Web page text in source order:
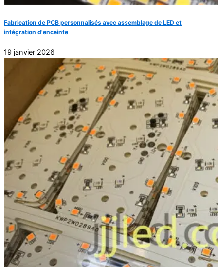
Fabrication de PCB personnalisés avec assemblage de LED et
intégration d'enceinte
19 janvier 2026